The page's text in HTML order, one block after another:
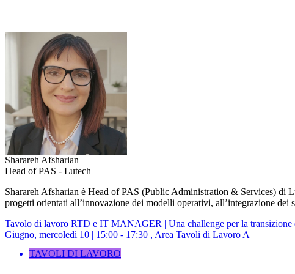
Sharareh Afsharian
Head of PAS - Lutech
Sharareh Afsharian è Head of PAS (Public Administration & Services) di
progetti orientati all’innovazione dei modelli operativi, all’integrazione
Tavolo di lavoro RTD e IT MANAGER | Una challenge per la transizione
Giugno, mercoledì 10 | 15:00 - 17:30 , Area Tavoli di Lavoro A
TAVOLI DI LAVORO